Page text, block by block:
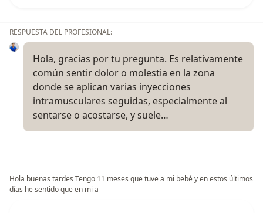
RESPUESTA DEL PROFESIONAL:
Hola, gracias por tu pregunta. Es relativamente
común sentir dolor o molestia en la zona
donde se aplican varias inyecciones
intramusculares seguidas, especialmente al
sentarse o acostarse, y suele…
Hola buenas tardes Tengo 11 meses que tuve a mi bebé y en estos últimos
días he sentido que en mi a